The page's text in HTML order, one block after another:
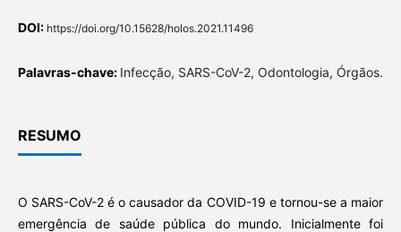
DOI: https://doi.org/10.15628/holos.2021.11496
Palavras-chave: Infecção, SARS-CoV-2, Odontologia, Órgãos.
RESUMO
O SARS-CoV-2 é o causador da COVID-19 e tornou-se a maior
emergência de saúde pública do mundo. Inicialmente foi